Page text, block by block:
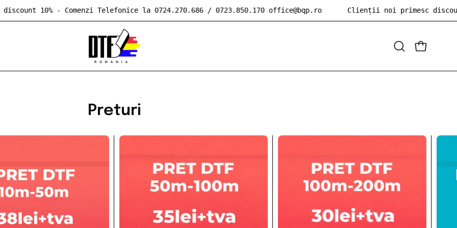
discount 10%- Comenzi Telefonice la 0724.270.686 / 0723.850.170 office@bqp.ro Clienții noi primesc
Deschide
de
Preturi